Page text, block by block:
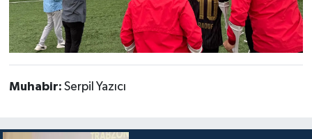
Muhabir: Serpil Yazıcı